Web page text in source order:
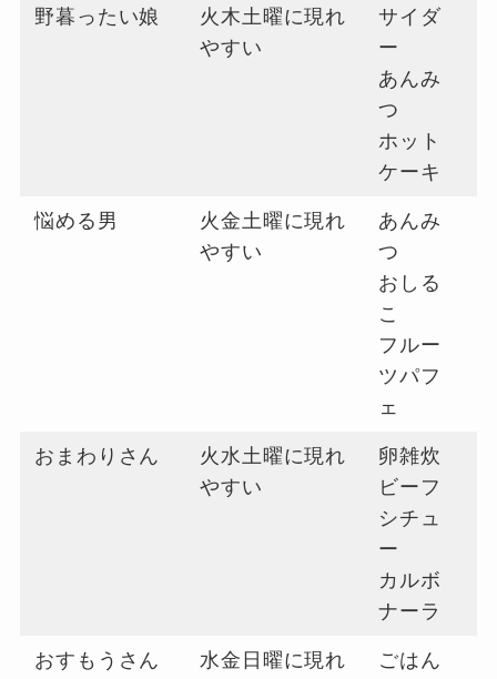
野暮ったい娘
火木土曜に現れ
やすい
サイダ
ー
あんみ
つ
ホット
ケーキ
悩める男
火金土曜に現れ
やすい
あんみ
つ
おしる
こ
フルー
ツパフ
ェ
おまわりさん
火水土曜に現れ
やすい
卵雑炊
ビーフ
シチュ
ー
カルボ
ナーラ
おすもうさん
水金日曜に現れ
ごはん